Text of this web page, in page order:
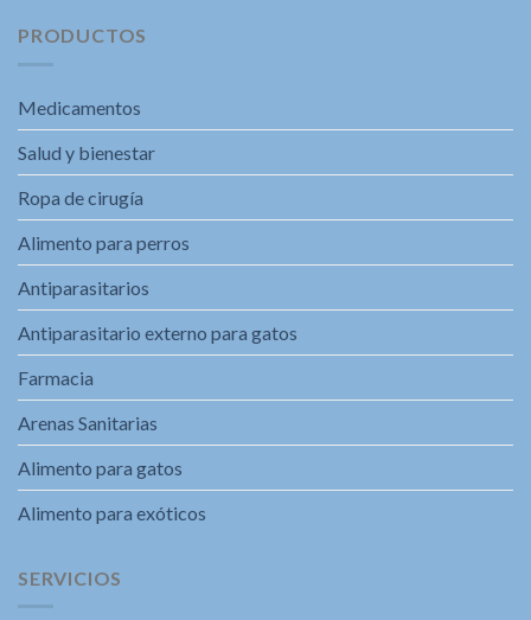
PRODUCTOS
Medicamentos
Salud y bienestar
Ropa de cirugía
Alimento para perros
Antiparasitarios
Antiparasitario externo para gatos
Farmacia
Arenas Sanitarias
Alimento para gatos
Alimento para exóticos
SERVICIOS